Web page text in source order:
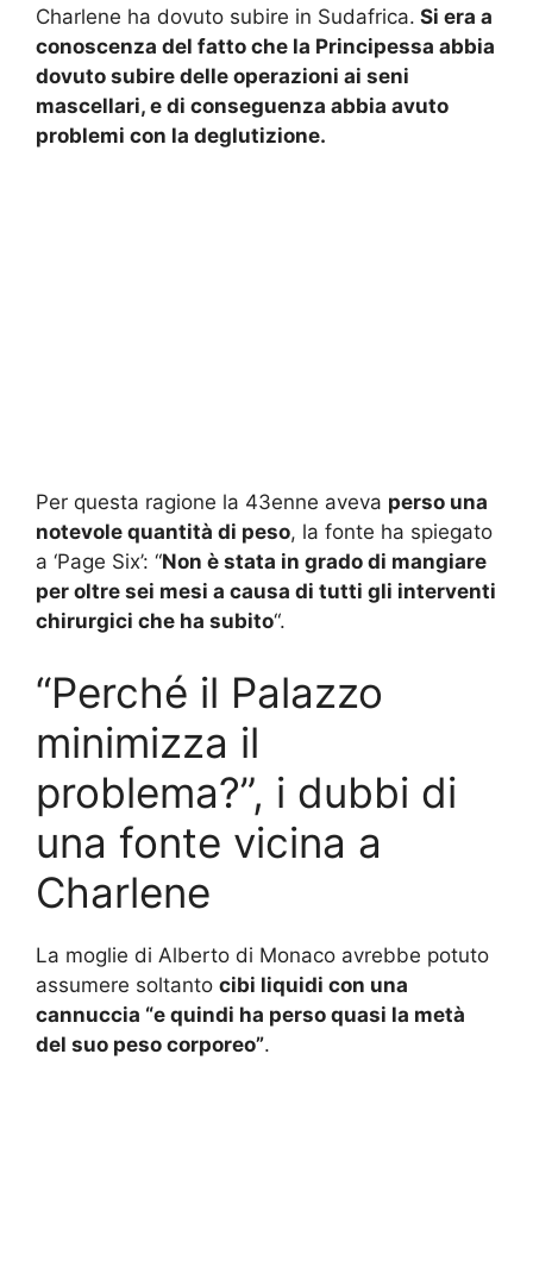
Charlene ha dovuto subire in Sudafrica. Si era a
conoscenza del fatto che la Principessa abbia
dovuto subire delle operazioni ai seni
mascellari, e di conseguenza abbia avuto
problemi con la deglutizione.
Per questa ragione la 43enne aveva perso una
notevole quantità di peso, la fonte ha spiegato
a ‘Page Six’: “Non è stata in grado di mangiare
per oltre sei mesi a causa di tutti gli interventi
chirurgici che ha subito“.
“Perché il Palazzo
minimizza il
problema?”, i dubbi di
una fonte vicina a
Charlene
La moglie di Alberto di Monaco avrebbe potuto
assumere soltanto cibi liquidi con una
cannuccia “e quindi ha perso quasi la metà
del suo peso corporeo”.